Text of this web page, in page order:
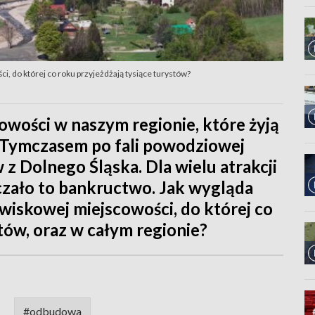
do której co roku przyjeżdżają tysiące turystów?
w naszym regionie, które żyją
po fali powodziowej
Dolnego Śląska. Dla wielu atrakcji
to bankructwo. Jak wygląda
miejscowości, do której co
oraz w całym regionie?
#odbudowa